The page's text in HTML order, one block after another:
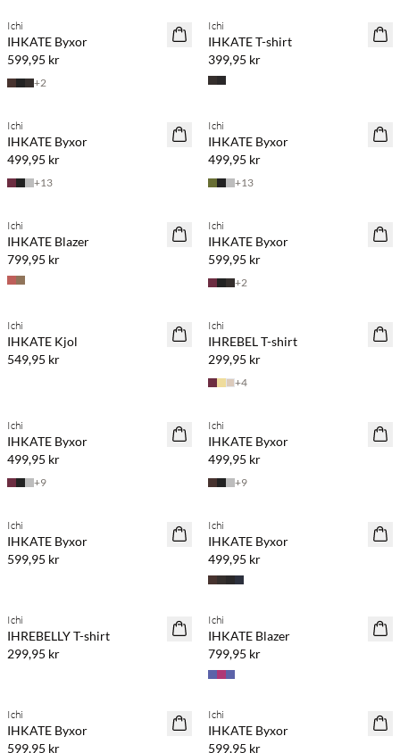
NYHET
Ichi
IHKATE Byxor
599,95 kr
+2
NYHET
Ichi
IHKATE T-shirt
399,95 kr
NYHET
Ichi
IHKATE Byxor
499,95 kr
+13
NYHET
Ichi
IHKATE Byxor
499,95 kr
+13
NYHET
Ichi
IHKATE Blazer
799,95 kr
NYHET
Ichi
IHKATE Byxor
599,95 kr
+2
NYHET
Ichi
IHKATE Kjol
549,95 kr
NYHET
Ichi
IHREBEL T-shirt
299,95 kr
+4
NYHET
Ichi
IHKATE Byxor
499,95 kr
+9
NYHET
Ichi
IHKATE Byxor
499,95 kr
+9
NYHET
Ichi
IHKATE Byxor
599,95 kr
NYHET
Ichi
IHKATE Byxor
499,95 kr
NYHET
Ichi
IHREBELLY T-shirt
299,95 kr
NYHET
Köp min. 2 & spara 20 %
Ichi
IHKATE Blazer
799,95 kr
NYHET
Ichi
IHKATE Byxor
599,95 kr
NYHET
Köp min. 2 & spara 20 %
Ichi
IHKATE Byxor
599,95 kr